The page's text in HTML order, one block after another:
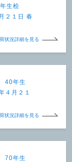
年生桧
２１日 春
状況詳細を見る
40年生
４月２１
状況詳細を見る
70年生